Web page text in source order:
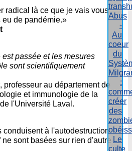
Abus
-
Au
coeur
du
:
créer
des
Le
culte
radical là ce que je vais vous
de pandémie.»
passée et les mesures
sont scientifiquement
professeur au département de
et immunologie de la
l'Université Laval.
conduisent à l'autodestruction
sont basées sur rien d'autre